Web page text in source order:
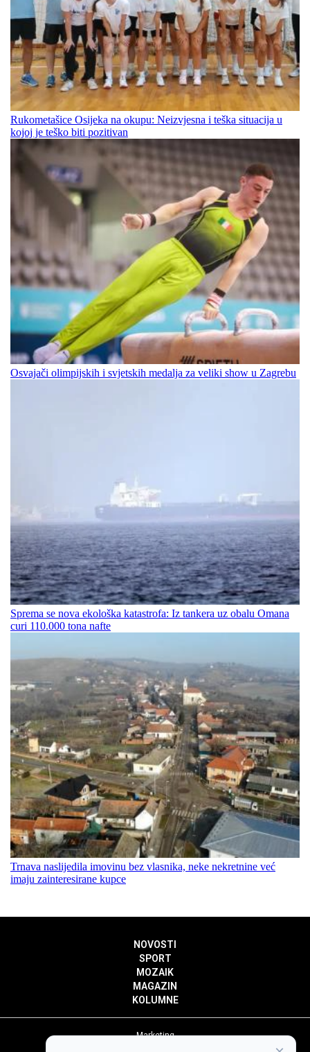
Rukometašice Osijeka na okupu: Neizvjesna i teška situacija u
kojoj je teško biti pozitivan
Osvajači olimpijskih i svjetskih medalja za veliki show u Zagrebu
Sprema se nova ekološka katastrofa: Iz tankera uz obalu Omana
curi 110.000 tona nafte
Trnava naslijedila imovinu bez vlasnika, neke nekretnine već
imaju zainteresirane kupce
NOVOSTI
SPORT
MOZAIK
MAGAZIN
KOLUMNE
Marketing